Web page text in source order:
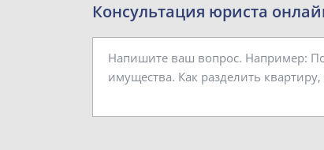
Консультация юриста